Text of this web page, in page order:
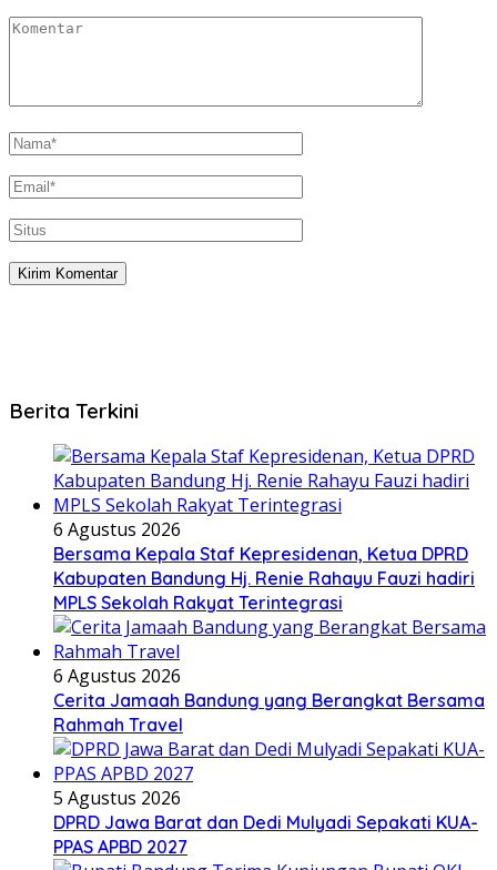
Berita Terkini
6 Agustus 2026
Bersama Kepala Staf Kepresidenan, Ketua DPRD
Kabupaten Bandung Hj. Renie Rahayu Fauzi hadiri
MPLS Sekolah Rakyat Terintegrasi
6 Agustus 2026
Cerita Jamaah Bandung yang Berangkat Bersama
Rahmah Travel
5 Agustus 2026
DPRD Jawa Barat dan Dedi Mulyadi Sepakati KUA-
PPAS APBD 2027